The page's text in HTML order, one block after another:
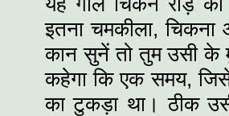
इतना चमकीला,
कान सुनें तो तुम उसी के
कहेगा कि एक समय,
का टुकड़ा था। ठीक